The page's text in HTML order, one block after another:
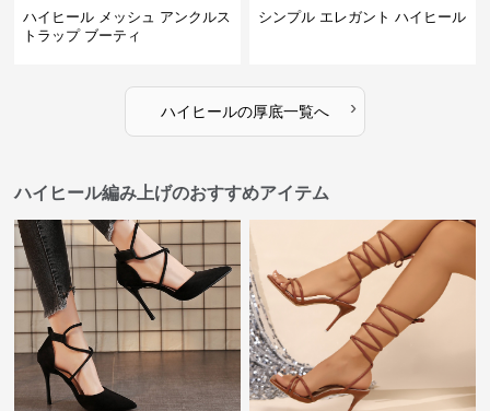
ハイヒール メッシュ アンクルス
トラップ ブーティ
シンプル エレガント ハイヒール
ハイヒールの厚底一覧へ ›
ハイヒール編み上げのおすすめアイテム